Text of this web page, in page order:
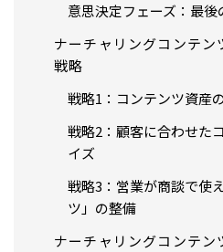
意思決定フェーズ：最後
ナーチャリングコンテン
戦略
戦略1：コンテンツ資産
戦略2：顧客に合わせた
イズ
戦略3：営業が商談で使
ツ」の整備
ナーチャリングコンテ